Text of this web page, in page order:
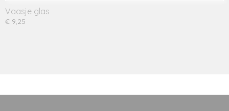
Vaasje glas
€ 9,25